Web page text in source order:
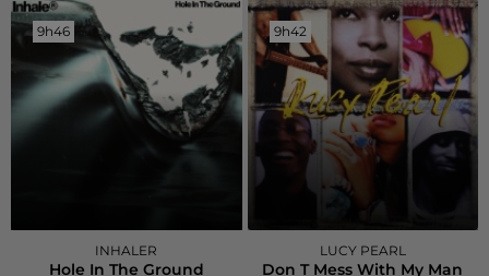
9h46
9h46
INHALER
Hole In The Ground
9h42
9h42
LUCY PEARL
Don T Mess With My Man